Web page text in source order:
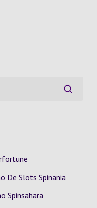
De Slots Spinania
Spinsahara